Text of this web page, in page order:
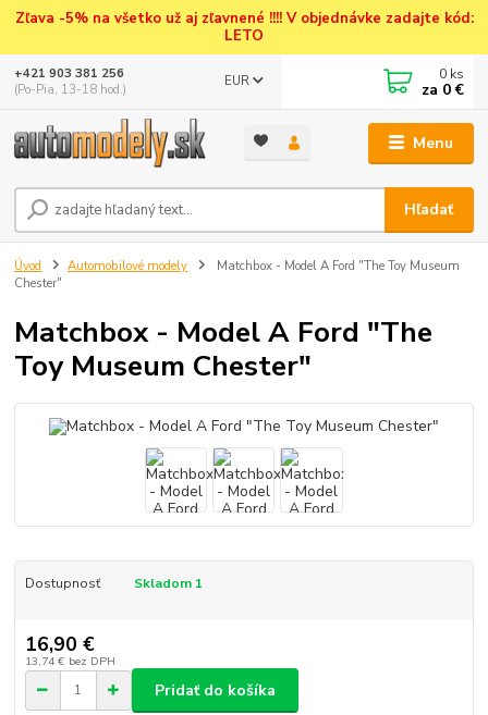
Zľava -5% na všetko už aj zľavnené !!!! V objednávke zadajte kód:
LETO
Menu
EUR
Hľadať
+421 903 381 256
(Po-Pia, 13-18 hod.)
0 ks
za 0 €
Úvod Automobilové modely
Matchbox - Model A Ford "The Toy Museum
Chester"
Matchbox - Model A Ford "The
Toy Museum Chester"
Dostupnosť Skladom 1
16,90 €
13,74 € bez DPH
Pridať do košíka